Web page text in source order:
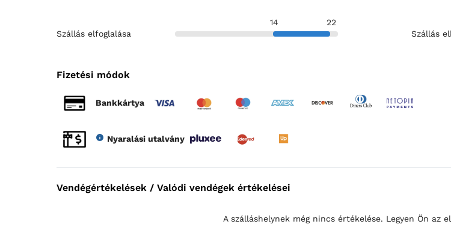
Szállás elfoglalása
14
22
Szállás
Fizetési módok
Bankkártya
Nyaralási utalvány
Vendégértékelések / Valódi vendégek értékelései
A szálláshelynek még nincs értékelése. Legyen Ön az